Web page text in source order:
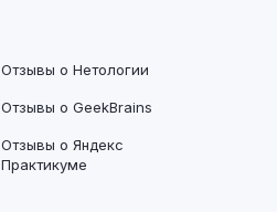
Отзывы о Нетологии
Отзывы о GeekBrains
Отзывы о Яндекс
Практикуме